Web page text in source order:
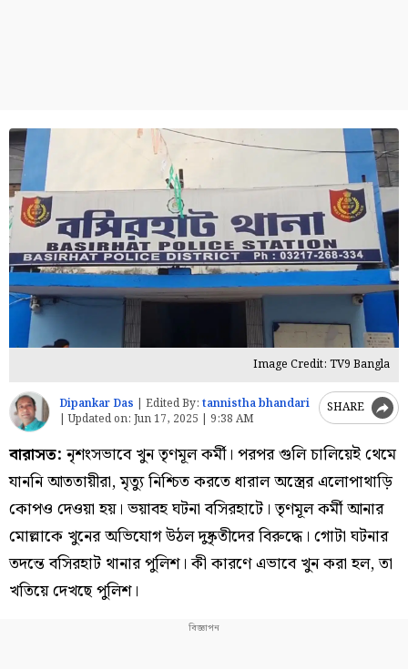
Image Credit: TV9 Bangla
Dipankar Das Edited By: tannistha bhandari
|Updated on: Jun 17, 2025 | 9:38 AM
SHARE
বারাসত: নৃশংসভাবে খুন তৃণমূল কর্মী। পরপর গুলি চালিয়েই থেমে
যাননি আততায়ীরা, মৃত্যু নিশ্চিত করতে ধারাল অস্ত্রের এলোপাথাড়ি
কোপও দেওয়া হয়। ভয়াবহ ঘটনা বসিরহাটে। তৃণমূল কর্মী আনার
মোল্লাকে খুনের অভিযোগ উঠল দুষ্কৃতীদের বিরুদ্ধে। গোটা ঘটনার
তদন্তে বসিরহাট থানার পুলিশ। কী কারণে এভাবে খুন করা হল, তা
খতিয়ে দেখছে পুলিশ।